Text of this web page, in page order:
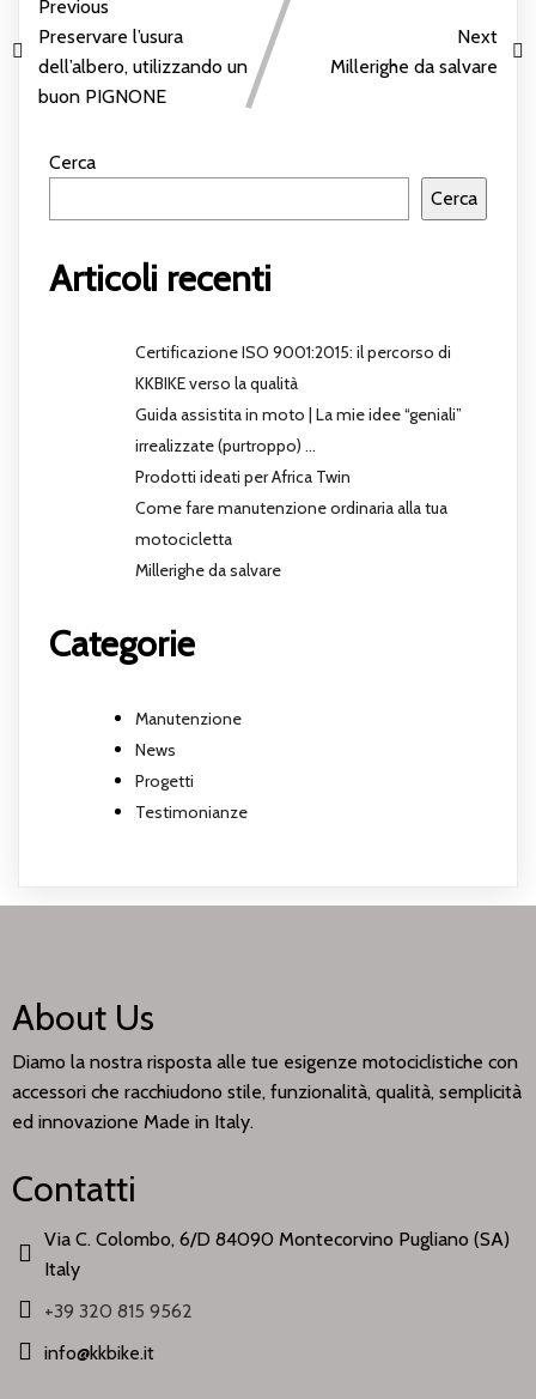
Previous
Preservare l’usura
dell’albero, utilizzando un
buon PIGNONE
Next
Millerighe da salvare
Cerca
Cerca
Articoli recenti
Certificazione ISO 9001:2015: il percorso di
KKBIKE verso la qualità
Guida assistita in moto | La mie idee “geniali”
irrealizzate (purtroppo) …
Prodotti ideati per Africa Twin
Come fare manutenzione ordinaria alla tua
motocicletta
Millerighe da salvare
Categorie
Manutenzione
News
Progetti
Testimonianze
About Us
Diamo la nostra risposta alle tue esigenze motociclistiche con
accessori che racchiudono stile, funzionalità, qualità, semplicità
ed innovazione Made in Italy.
Contatti
Via C. Colombo, 6/D 84090 Montecorvino Pugliano (SA)
Italy
+39 320 815 9562
info@kkbike.it